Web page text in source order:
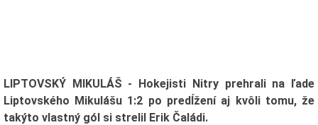
LIPTOVSKÝ MIKULÁŠ - Hokejisti Nitry prehrali na ľade
Liptovského Mikulášu 1:2 po predĺžení aj kvôli tomu, že
takýto vlastný gól si strelil Erik Čaládi.